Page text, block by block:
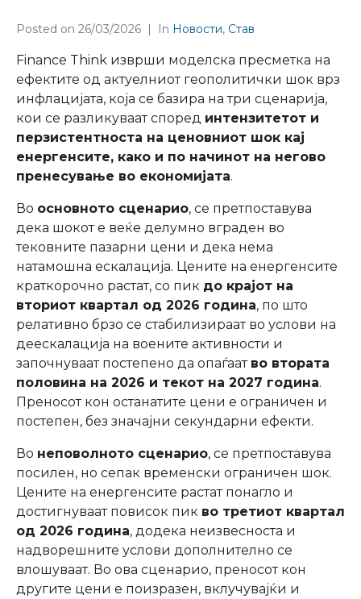
Posted on 26/03/2026 In Новости, Став
Finance Think изврши моделска пресметка на
ефектите од актуелниот геополитички шок врз
инфлацијата, која се базира на три сценарија,
кои се разликуваат според интензитетот и
перзистентноста на ценовниот шок кај
енергенсите, како и по начинот на негово
пренесување во економијата.
Во основното сценарио, се претпоставува
дека шокот е веќе делумно вграден во
тековните пазарни цени и дека нема
натамошна ескалација. Цените на енергенсите
краткорочно растат, со пик до крајот на
вториот квартал од 2026 година, по што
релативно брзо се стабилизираат во услови на
деескалација на воените активности и
започнуваат постепено да опаѓаат во втората
половина на 2026 и текот на 2027 година.
Преносот кон останатите цени е ограничен и
постепен, без значајни секундарни ефекти.
Во неповолното сценарио, се претпоставува
посилен, но сепак временски ограничен шок.
Цените на енергенсите растат понагло и
достигнуваат повисок пик во третиот квартал
од 2026 година, додека неизвесноста и
надворешните услови дополнително се
влошуваат. Во ова сценарио, преносот кон
другите цени е поизразен, вклучувајќи и